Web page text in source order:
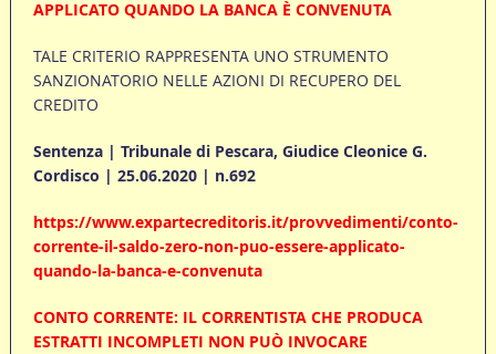
APPLICATO QUANDO LA BANCA È CONVENUTA
TALE CRITERIO RAPPRESENTA UNO STRUMENTO
SANZIONATORIO NELLE AZIONI DI RECUPERO DEL
CREDITO
Sentenza | Tribunale di Pescara, Giudice Cleonice G.
Cordisco | 25.06.2020 | n.692
https://www.expartecreditoris.it/provvedimenti/conto-
corrente-il-saldo-zero-non-puo-essere-applicato-
quando-la-banca-e-convenuta
CONTO CORRENTE: IL CORRENTISTA CHE PRODUCA
ESTRATTI INCOMPLETI NON PUÒ INVOCARE